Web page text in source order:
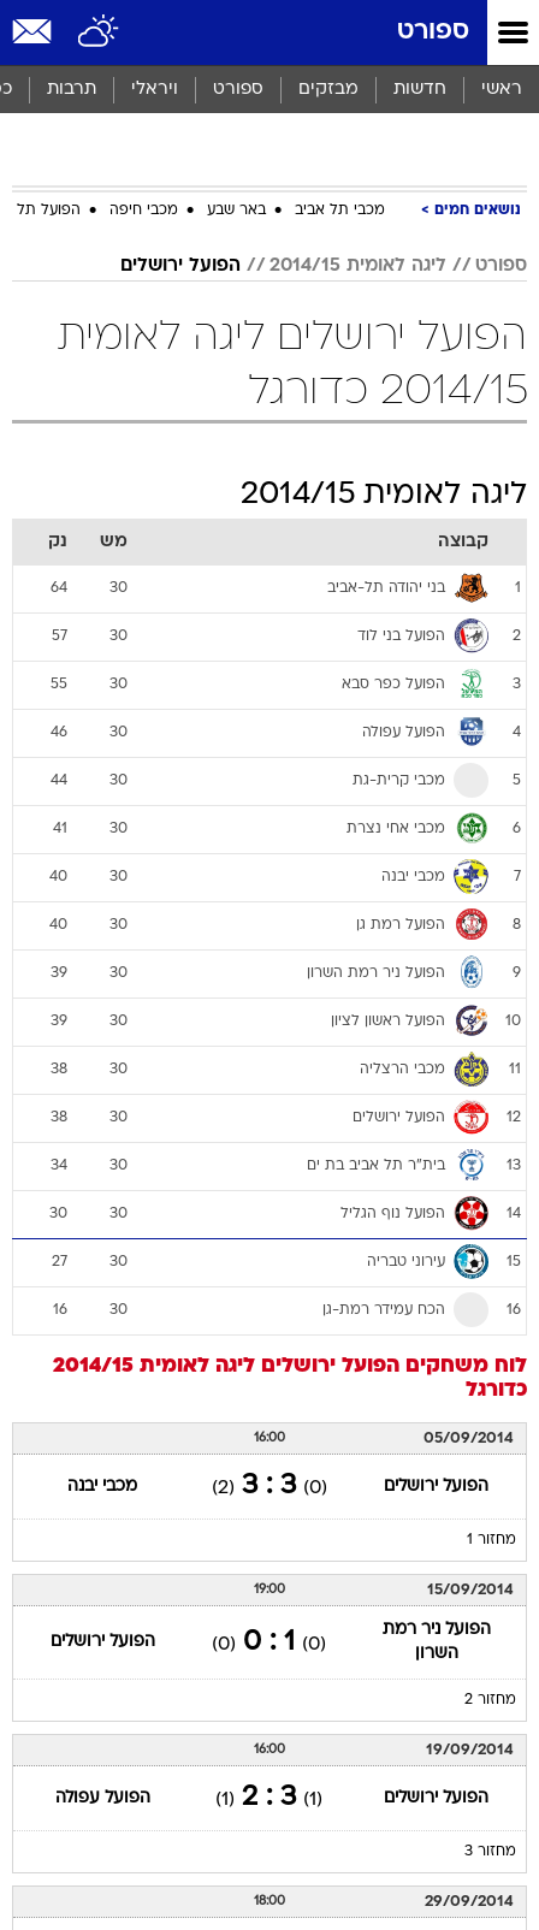
ספורט
ראשי חדשות מבזקים ספורט ויראלי תרבות
נושאים חמים מכבי תל אביב באר שבע מכבי חיפה הפועל תל
ספורט ליגה לאומית 2014/15 הפועל ירושלים
הפועל ירושלים ליגה לאומית
2014/15 כדורגל
ליגה לאומית 2014/15
קבוצה מש נק
1 בני יהודה תל-אביב 30
64
2 הפועל בני לוד 30
57
3 הפועל כפר סבא 30
55
4 הפועל עפולה 30
46
5 מכבי קרית-גת 30
44
6 מכבי אחי נצרת 30
41
7 מכבי יבנה 30
40
8 הפועל רמת גן 30
40
9 הפועל ניר רמת השרון 30
39
10 הפועל ראשון לציון 30
39
11 מכבי הרצליה 30
38
12 הפועל ירושלים 30
38
13 בית"ר תל אביב בת ים 30
34
14 הפועל נוף הגליל 30
30
15 עירוני טבריה 30
27
16 הכח עמידר רמת-גן 30
16
לוח משחקים הפועל ירושלים ליגה לאומית 2014/15
כדורגל
05/09/2014
16:00
הפועל ירושלים (0)
3 : 3
(2) מכבי יבנה
מחזור 1
15/09/2014
19:00
הפועל ניר רמת
השרון
(0)
1 : 0
(0) הפועל ירושלים
מחזור 2
19/09/2014
16:00
הפועל ירושלים (1)
3 : 2
(1) הפועל עפולה
מחזור 3
29/09/2014
18:00